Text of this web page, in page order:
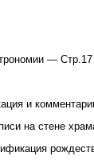
— Стр.17
и
на стене